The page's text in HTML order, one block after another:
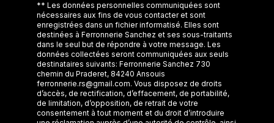
** Les données personnelles communiquées sont
nécessaires aux fins de vous contacter et sont
enregistrées dans un fichier informatisé. Elles sont
destinées à Ferronnerie Sanchez et ses sous-traitants
dans le seul but de répondre à votre message. Les
données collectées seront communiquées aux seuls
destinataires suivants: Ferronnerie Sanchez 730
chemin du Praderet, 84240 Ansouis
ferronnerie.rs@gmail.com. Vous disposez de droits
d’accès, de rectification, d’effacement, de portabilité,
de limitation, d’opposition, de retrait de votre
consentement à tout moment et du droit d’introduire